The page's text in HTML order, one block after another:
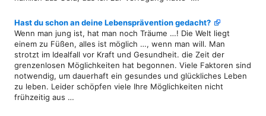
Hast du schon an deine Lebensprävention gedacht?
Wenn man jung ist, hat man noch Träume …! Die Welt liegt
einem zu Füßen, alles ist möglich …, wenn man will. Man
strotzt im Idealfall vor Kraft und Gesundheit. die Zeit der
grenzenlosen Möglichkeiten hat begonnen. Viele Faktoren sind
notwendig, um dauerhaft ein gesundes und glückliches Leben
zu leben. Leider schöpfen viele Ihre Möglichkeiten nicht
frühzeitig aus …